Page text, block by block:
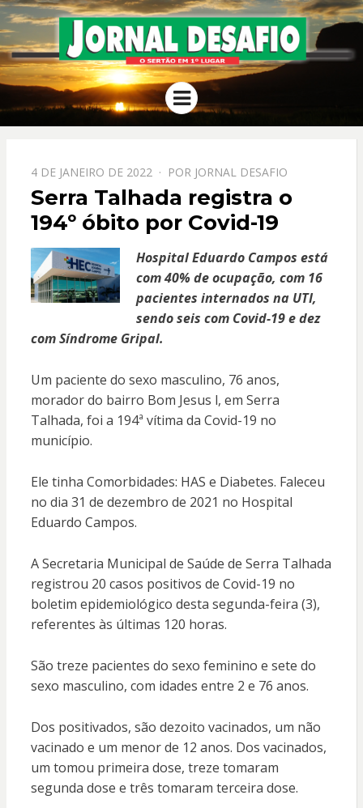
JORNAL
DESAFIO
O Sertão em 1º Lugar
Menu
PPOSTADO
EM
4 DE JANEIRO DE 2022 POR JORNAL DESAFIO
Serra Talhada registra o
194º óbito por Covid-19
Hospital Eduardo Campos está
com 40% de ocupação, com 16
pacientes internados na UTI,
sendo seis com Covid-19 e dez
com Síndrome Gripal.
Um paciente do sexo masculino, 76 anos,
morador do bairro Bom Jesus l, em Serra
Talhada, foi a 194ª vítima da Covid-19 no
município.
Ele tinha Comorbidades: HAS e Diabetes. Faleceu
no dia 31 de dezembro de 2021 no Hospital
Eduardo Campos.
A Secretaria Municipal de Saúde de Serra Talhada
registrou 20 casos positivos de Covid-19 no
boletim epidemiológico desta segunda-feira (3),
referentes às últimas 120 horas.
São treze pacientes do sexo feminino e sete do
sexo masculino, com idades entre 2 e 76 anos.
Dos positivados, são dezoito vacinados, um não
vacinado e um menor de 12 anos. Dos vacinados,
um tomou primeira dose, treze tomaram
segunda dose e três tomaram terceira dose.